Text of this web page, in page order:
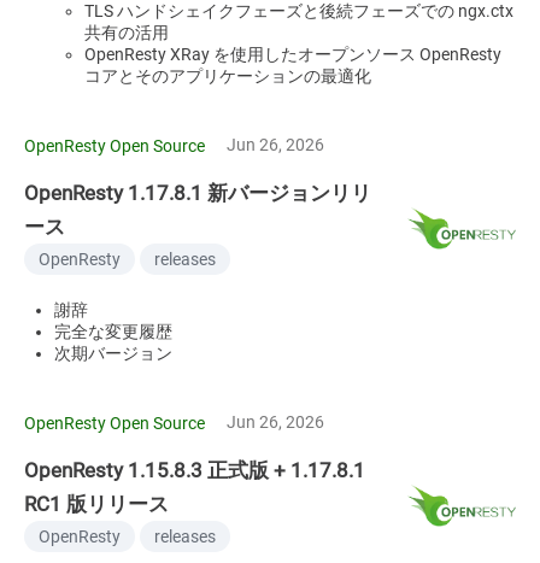
TLS ハンドシェイクフェーズと後続フェーズでの ngx.ctx
共有の活用
OpenResty XRay を使用したオープンソース OpenResty
コアとそのアプリケーションの最適化
OpenResty Open Source Jun 26, 2026
OpenResty 1.17.8.1 新バージョンリリ
ース
OpenResty releases
謝辞
完全な変更履歴
次期バージョン
OpenResty Open Source Jun 26, 2026
OpenResty 1.15.8.3 正式版 + 1.17.8.1
RC1 版リリース
OpenResty releases